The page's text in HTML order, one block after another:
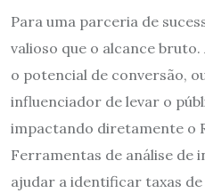
Para uma parceria de
valioso que o alcance
o potencial de conversão,
influenciador de levar o
impactando diretamente o
Ferramentas de análise de
ajudar a identificar taxas